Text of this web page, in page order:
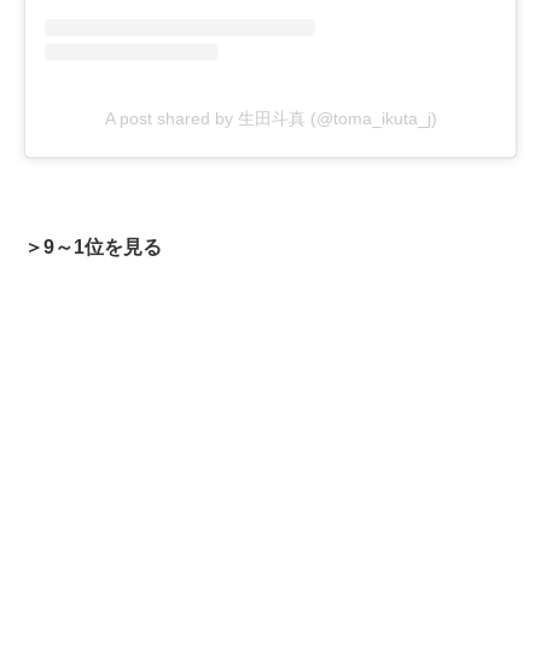
A post shared by 生田斗真 (@toma_ikuta_j)
＞9～1位を見る